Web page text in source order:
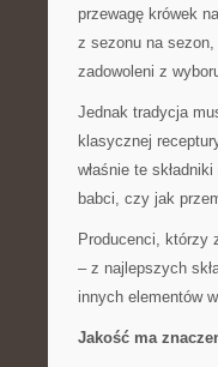
przewagę krówek
z sezonu na
zadowoleni z
Jednak tradycja
klasycznej
właśnie te
babci, czy jak
Producenci, którzy
– z najlepszych
innych elementów
Jakość ma